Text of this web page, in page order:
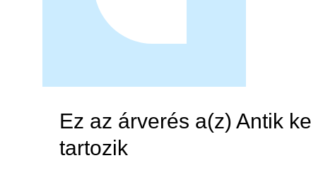
Ez az árverés a(z) Antik
tartozik